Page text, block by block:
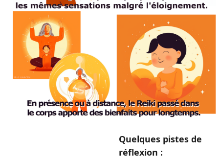
Quelques pistes de
réflexion :